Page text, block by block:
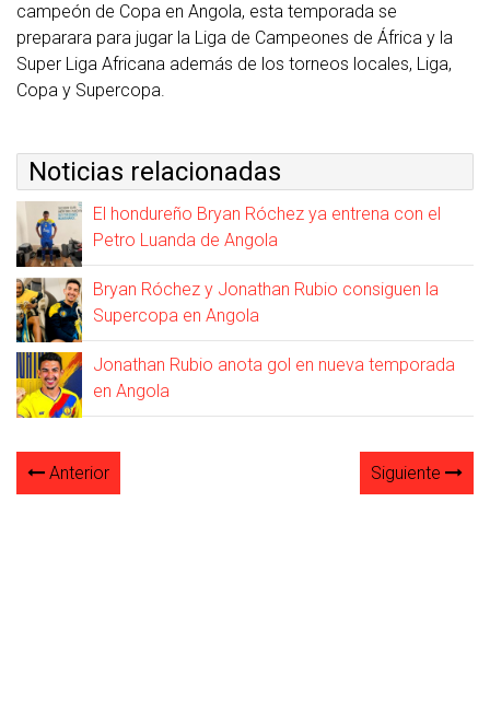
campeón de Copa en Angola, esta temporada se
preparara para jugar la Liga de Campeones de África y la
Super Liga Africana además de los torneos locales, Liga,
Copa y Supercopa.
Noticias relacionadas
El hondureño Bryan Róchez ya entrena con el
Petro Luanda de Angola
Bryan Róchez y Jonathan Rubio consiguen la
Supercopa en Angola
Jonathan Rubio anota gol en nueva temporada
en Angola
Anterior Siguiente